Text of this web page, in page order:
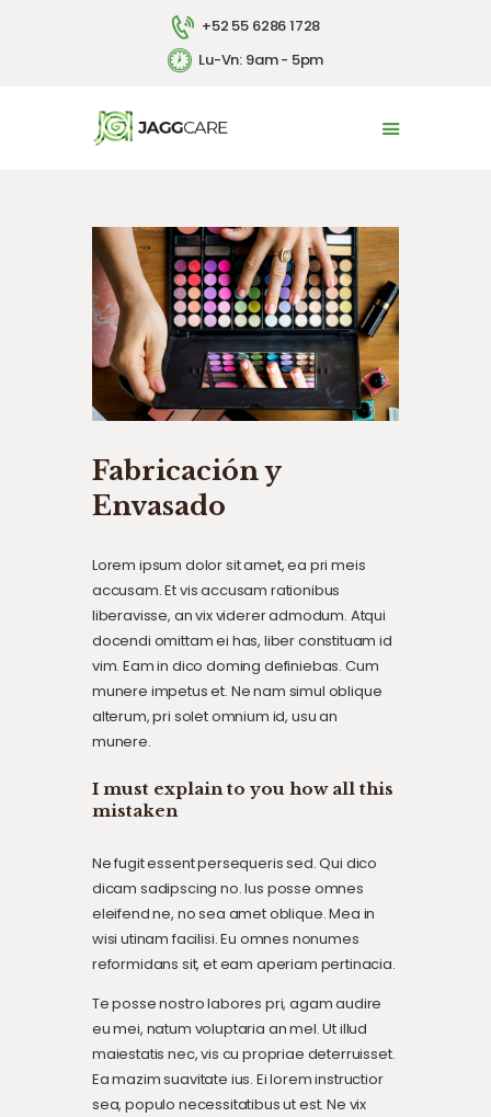
+52 55 6286 1728
Lu-Vn: 9am - 5pm
INICIO
CONTACTO
ENGLISH
Fabricación y
Envasado
Lorem ipsum dolor sit amet, ea pri meis
accusam. Et vis accusam rationibus
liberavisse, an vix viderer admodum. Atqui
docendi omittam ei has, liber constituam id
vim. Eam in dico doming definiebas. Cum
munere impetus et. Ne nam simul oblique
alterum, pri solet omnium id, usu an
munere.
I must explain to you how all this
mistaken
Ne fugit essent persequeris sed. Qui dico
dicam sadipscing no. Ius posse omnes
eleifend ne, no sea amet oblique. Mea in
wisi utinam facilisi. Eu omnes nonumes
reformidans sit, et eam aperiam pertinacia.
Te posse nostro labores pri, agam audire
eu mei, natum voluptaria an mel. Ut illud
maiestatis nec, vis cu propriae deterruisset.
Ea mazim suavitate ius. Ei lorem instructior
sea, populo necessitatibus ut est. Ne vix